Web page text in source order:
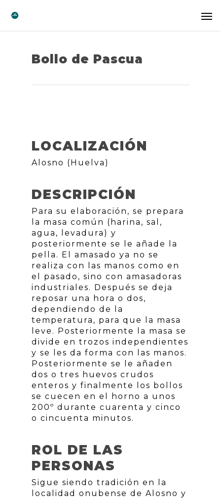
Bollo de Pascua
LOCALIZACIÓN
Alosno (Huelva)
DESCRIPCIÓN
Para su elaboración, se prepara
la masa común (harina, sal,
agua, levadura) y
posteriormente se le añade la
pella. El amasado ya no se
realiza con las manos como en
el pasado, sino con amasadoras
industriales. Después se deja
reposar una hora o dos,
dependiendo de la
temperatura, para que la masa
leve. Posteriormente la masa se
divide en trozos independientes
y se les da forma con las manos.
Posteriormente se le añaden
dos o tres huevos crudos
enteros y finalmente los bollos
se cuecen en el horno a unos
200º durante cuarenta y cinco
o cincuenta minutos.
ROL DE LAS
PERSONAS
Sigue siendo tradición en la
localidad onubense de Alosno y